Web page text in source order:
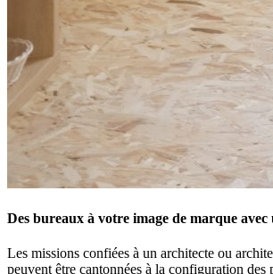
Des bureaux à votre image de marque
Les missions confiées à un architecte ou
peuvent être cantonnées à la configuration des